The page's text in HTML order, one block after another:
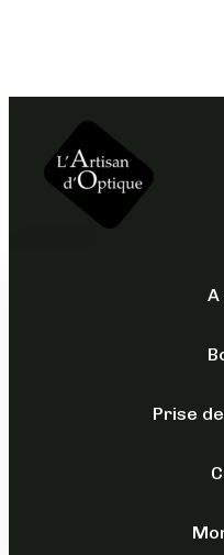
A
Prise
BLATTA